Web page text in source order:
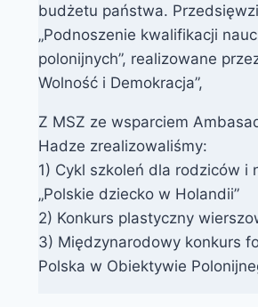
budżetu państwa.
„Podnoszenie kwalifikacji
polonijnych”, realizowane
Wolność i Demokracja”,
Z MSZ ze wsparciem
Hadze zrealizowaliśmy:
1) Cykl szkoleń dla rodziców i
„Polskie dziecko w Holandii”
2) Konkurs plastyczny
3) Międzynarodowy konkurs
Polska w Obiektywie